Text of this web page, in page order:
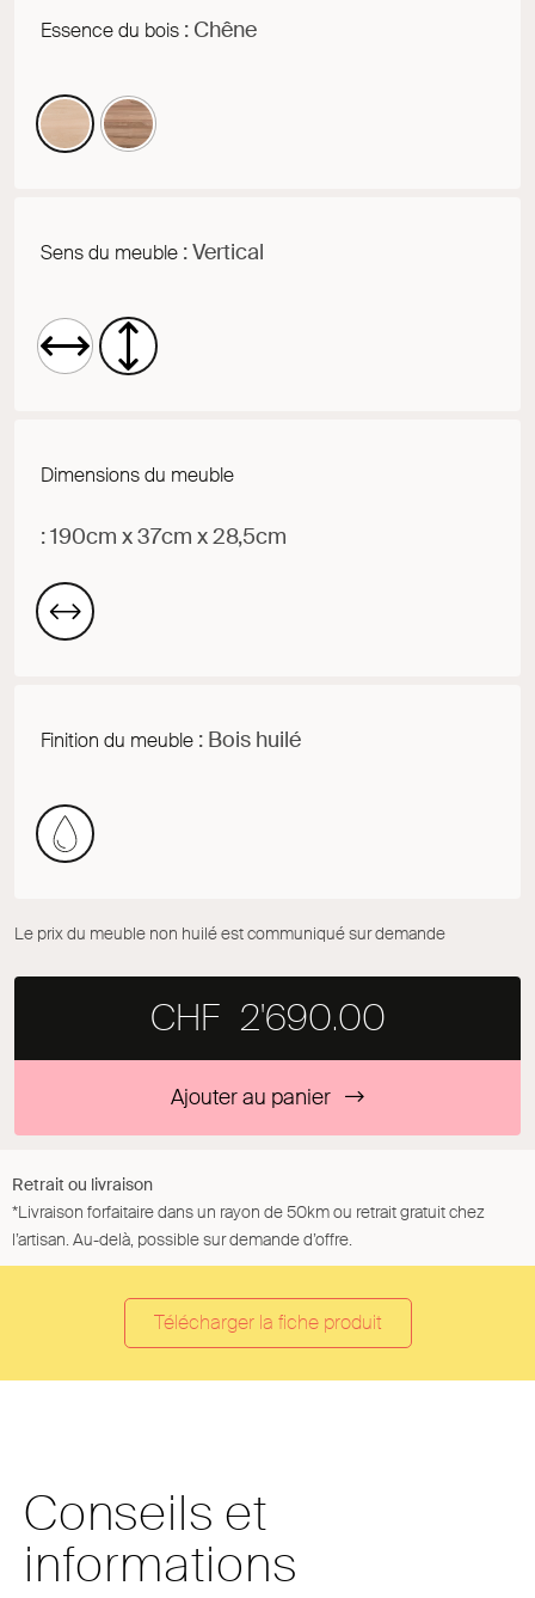
Essence du bois : Chêne
Sens du meuble : Vertical
Dimensions du meuble
: 190cm x 37cm x 28,5cm
Finition du meuble : Bois huilé
Le prix du meuble non huilé est communiqué sur demande
CHF 2'690.00
Ajouter au panier
Retrait ou livraison
*Livraison forfaitaire dans un rayon de 50km ou retrait gratuit chez
l’artisan. Au-delà, possible sur demande d’offre.
Télécharger la fiche produit
Conseils et
informations